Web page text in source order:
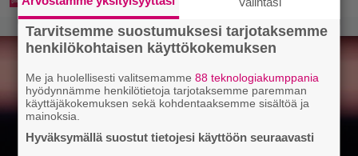
Tarvitsemme suostumuksesi tarjotaksemme
henkilökohtaisen käyttökokemuksen
Me ja huolellisesti valitsemamme88 teknologiakumppania
hyödynnämme henkilötietoja tarjotaksemme paremman
käyttäjäkokemuksen sekä kohdentaaksemme sisältöä ja
mainoksia.
Hyväksymällä suostut tietojesi käyttöön seuraavasti